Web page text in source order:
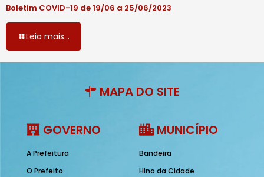
Boletim COVID-19 de 19/06 a 25/06/2023
Leia mais...
MAPA DO SITE
GOVERNO
A Prefeitura
O Prefeito
MUNICÍPIO
Bandeira
Hino da Cidade